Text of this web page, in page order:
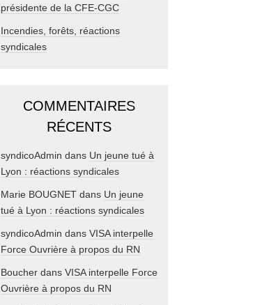
présidente de la CFE-CGC
Incendies, forêts, réactions
syndicales
COMMENTAIRES
RÉCENTS
syndicoAdmin dans Un jeune tué à
Lyon : réactions syndicales
Marie BOUGNET dans Un jeune
tué à Lyon : réactions syndicales
syndicoAdmin dans VISA interpelle
Force Ouvrière à propos du RN
Boucher dans VISA interpelle Force
Ouvrière à propos du RN